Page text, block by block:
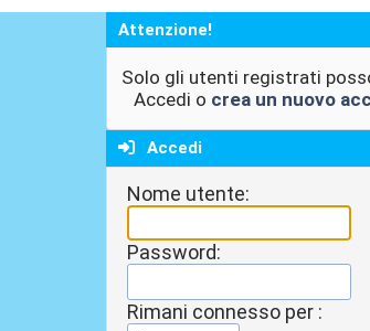
Attenzione!
Solo gli utenti registrati
Accedi o crea un nuovo
Accedi
Nome utente:
Password:
Rimani connesso per :